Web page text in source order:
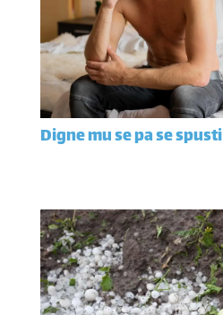
Digne mu se pa se spusti